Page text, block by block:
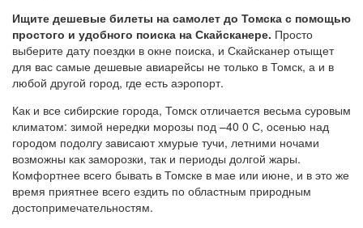
Ищите дешевые билеты на самолет до Томска с помощью
простого и удобного поиска на Скайсканере. Просто
выберите дату поездки в окне поиска, и Скайсканер отыщет
для вас самые дешевые авиарейсы не только в Томск, а и в
любой другой город, где есть аэропорт.
Как и все сибирские города, Томск отличается весьма суровым
климатом: зимой нередки морозы под –40 0 С, осенью над
городом подолгу зависают хмурые тучи, летними ночами
возможны как заморозки, так и периоды долгой жары.
Комфортнее всего бывать в Томске в мае или июне, и в это же
время приятнее всего ездить по областным природным
достопримечательностям.